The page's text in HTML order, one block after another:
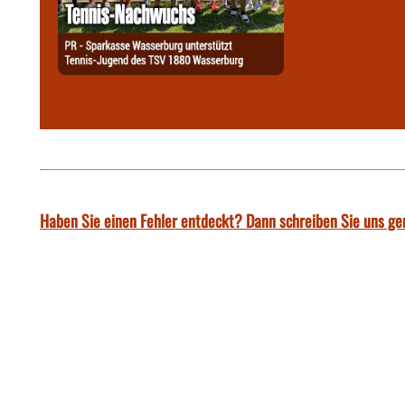
Haben Sie einen Fehler entdeckt? Dann schreiben Sie uns